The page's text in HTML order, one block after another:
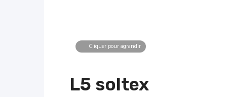
Cliquer pour agrandir
L5 soltex